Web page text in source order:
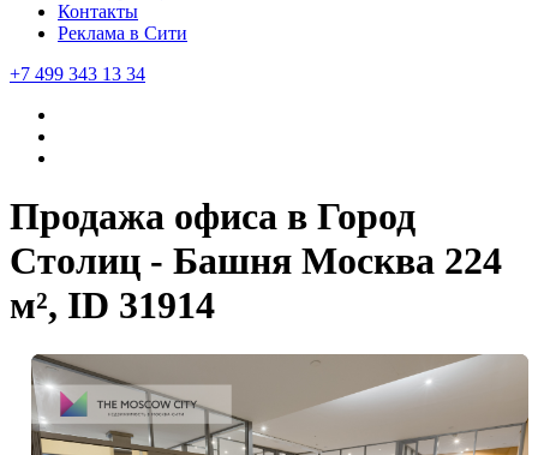
Контакты
Реклама в Сити
+7 499 343 13 34
Продажа офиса в Город
Столиц - Башня Москва 224
м², ID 31914